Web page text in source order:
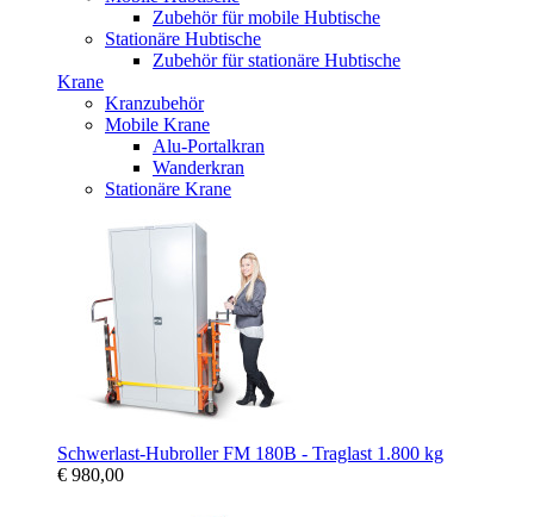
Zubehör für mobile Hubtische
Stationäre Hubtische
Zubehör für stationäre Hubtische
Krane
Kranzubehör
Mobile Krane
Alu-Portalkran
Wanderkran
Stationäre Krane
Schwerlast-Hubroller FM 180B - Traglast 1.800 kg
€ 980,00